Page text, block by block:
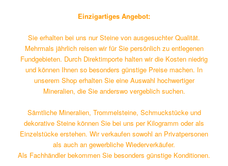
Einzigartiges Angebot:
Sie erhalten bei uns nur Steine von ausgesuchter Qualität.
Mehrmals jährlich reisen wir für Sie persönlich zu entlegenen
Fundgebieten. Durch Direktimporte halten wir die Kosten niedrig
und können Ihnen so besonders günstige Preise machen. In
unserem Shop erhalten Sie eine Auswahl hochwertiger
Mineralien, die Sie anderswo vergeblich suchen.
Sämtliche Mineralien, Trommelsteine, Schmuckstücke und
dekorative Steine können Sie bei uns per Kilogramm oder als
Einzelstücke erstehen. Wir verkaufen sowohl an Privatpersonen
als auch an gewerbliche Wiederverkäufer.
Als Fachhändler bekommen Sie besonders günstige Konditionen.